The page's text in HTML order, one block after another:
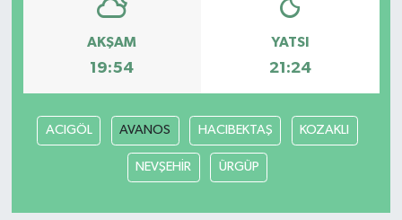
AKŞAM
19:54
YATSI
21:24
ACIGÖL AVANOS HACIBEKTAŞ KOZAKLI
NEVŞEHİR ÜRGÜP